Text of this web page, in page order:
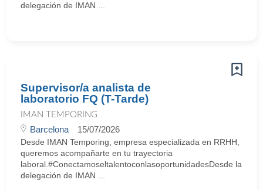
delegación de IMAN ...
Supervisor/a analista de
laboratorio FQ (T-Tarde)
IMAN TEMPORING
Barcelona 15/07/2026
Desde IMAN Temporing, empresa especializada en RRHH,
queremos acompañarte en tu trayectoria
laboral.#ConectamoseltalentoconlasoportunidadesDesde la
delegación de IMAN ...